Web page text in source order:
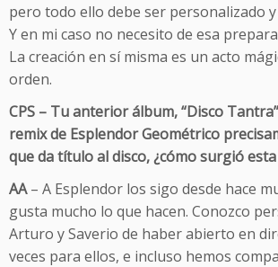
pero todo ello debe ser personalizado
Y en mi caso no necesito de esa
La creación en sí misma es un acto
orden.
CPS – Tu anterior álbum, “Disco
remix de Esplendor Geométrico
que da título al disco, ¿cómo surgió
AA– A Esplendor los sigo desde hace
gusta mucho lo que hacen. Conozco
Arturo y Saverio de haber abierto en
veces para ellos, e incluso hemos